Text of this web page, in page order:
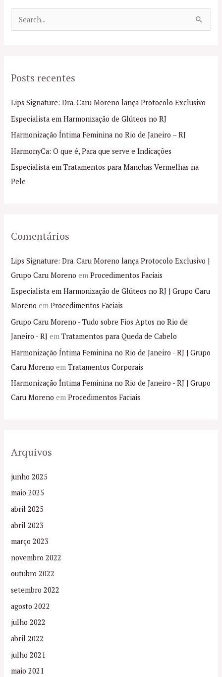
u
s
a
r
p
o
r
Posts recentes
Lips Signature: Dra. Caru Moreno lança Protocolo Exclusivo
Especialista em Harmonização de Glúteos no RJ
Harmonização Íntima Feminina no Rio de Janeiro – RJ
HarmonyCa: O que é, Para que serve e Indicações
Especialista em Tratamentos para Manchas Vermelhas na
Pele
Comentários
Lips Signature: Dra. Caru Moreno lança Protocolo Exclusivo |
Grupo Caru Moreno emProcedimentos Faciais
Especialista em Harmonização de Glúteos no RJ | Grupo Caru
Moreno emProcedimentos Faciais
Grupo Caru Moreno - Tudo sobre Fios Aptos no Rio de
Janeiro - RJ emTratamentos para Queda de Cabelo
Harmonização Íntima Feminina no Rio de Janeiro - RJ | Grupo
Caru Moreno emTratamentos Corporais
Harmonização Íntima Feminina no Rio de Janeiro - RJ | Grupo
Caru Moreno emProcedimentos Faciais
Arquivos
junho 2025
maio 2025
abril 2025
abril 2023
março 2023
novembro 2022
outubro 2022
setembro 2022
agosto 2022
julho 2022
abril 2022
julho 2021
maio 2021